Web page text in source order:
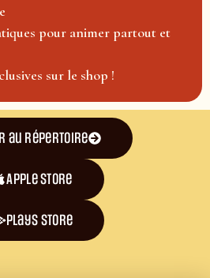
pour animer partout et
sur le shop !
au répertoire
Apple Store
plays store